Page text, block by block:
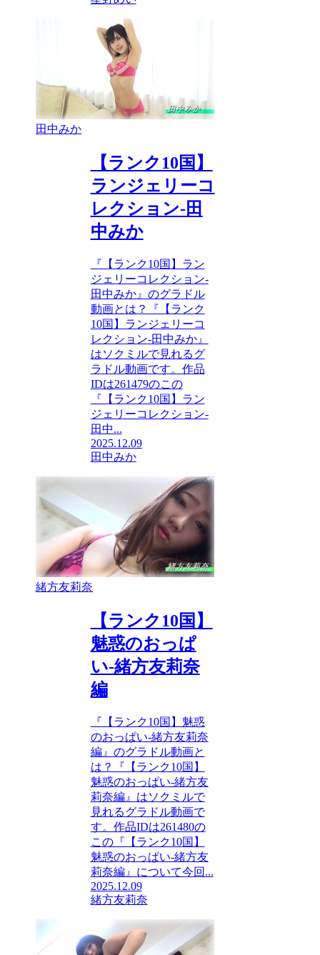
田中みか
【ランク10国】
ランジェリーコ
レクション-田
中みか
『【ランク10国】ラン
ジェリーコレクション-
田中みか』のグラドル
動画とは？『【ランク
10国】ランジェリーコ
レクション-田中みか』
はソクミルで見れるグ
ラドル動画です。作品
IDは261479のこの
『【ランク10国】ラン
ジェリーコレクション-
田中...
2025.12.09
田中みか
緒方友莉奈
【ランク10国】
魅惑のおっぱ
い-緒方友莉奈
編
『【ランク10国】魅惑
のおっぱい-緒方友莉奈
編』のグラドル動画と
は？『【ランク10国】
魅惑のおっぱい-緒方友
莉奈編』はソクミルで
見れるグラドル動画で
す。作品IDは261480の
この『【ランク10国】
魅惑のおっぱい-緒方友
莉奈編』について今回...
2025.12.09
緒方友莉奈